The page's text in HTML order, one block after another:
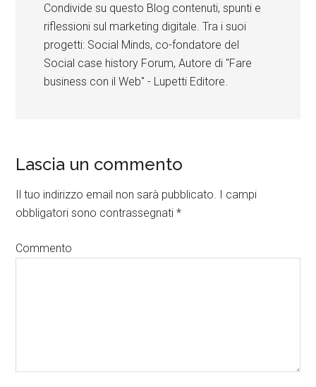
Condivide su questo Blog contenuti, spunti e
riflessioni sul marketing digitale. Tra i suoi
progetti: Social Minds, co-fondatore del
Social case history Forum, Autore di "Fare
business con il Web" - Lupetti Editore.
Lascia un commento
Il tuo indirizzo email non sarà pubblicato. I campi
obbligatori sono contrassegnati*
Commento